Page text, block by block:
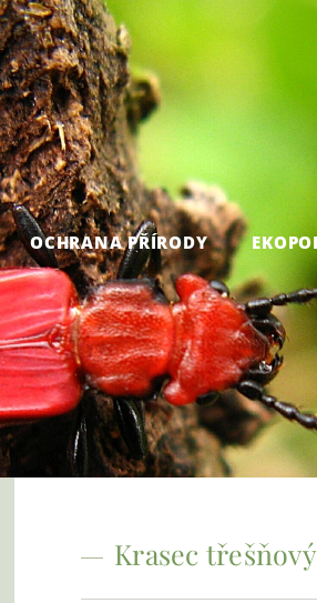
OCHRANA PŘÍRODY
Krasec